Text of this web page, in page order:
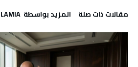
‫مقالات ذات صلة‬ ‫‫المزيد بواسطة‬ ‬ LAMIA